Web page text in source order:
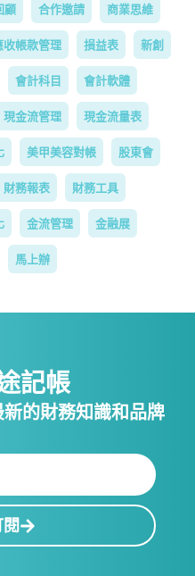
顧 合作邀請 商業思維
收帳款管理 損益表 新創
會計科目 會計軟體
現金流管理 現金流量表
美甲美容對帳 股東會
財務報表 財務工具
金流管理 金融展
馬上辦
記帳
的財務知識和品牌